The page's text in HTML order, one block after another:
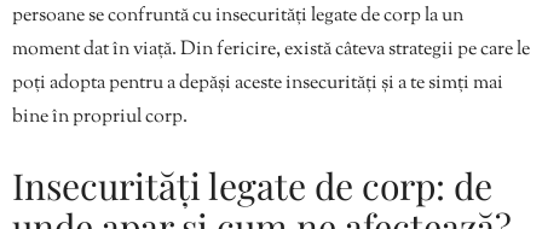
persoane se confruntă cu insecurități legate de corp la un
moment dat în viață. Din fericire, există câteva strategii pe care le
poți adopta pentru a depăși aceste insecurități și a te simți mai
bine în propriul corp.
Insecurități legate de corp: de